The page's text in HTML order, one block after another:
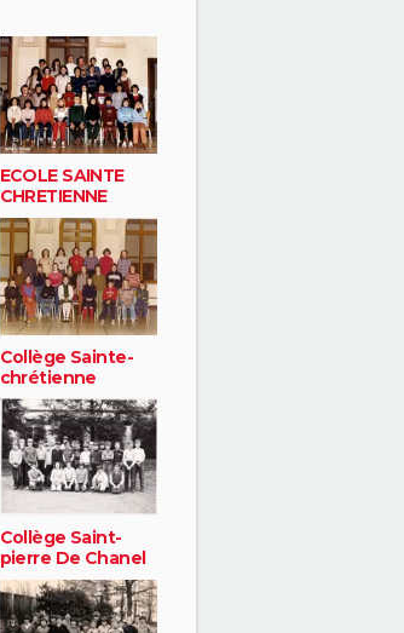
ECOLE SAINTE
CHRETIENNE
Collège Sainte-
chrétienne
Collège Saint-
pierre De Chanel